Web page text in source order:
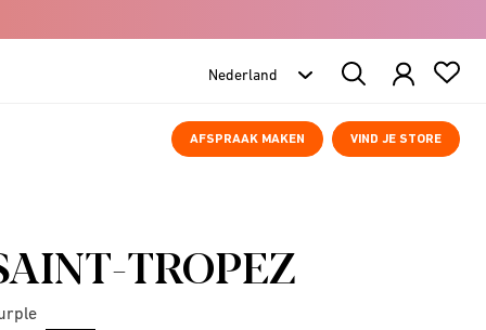
Search
Products
AFSPRAAK MAKEN VIND JE STORE
TROPEZ